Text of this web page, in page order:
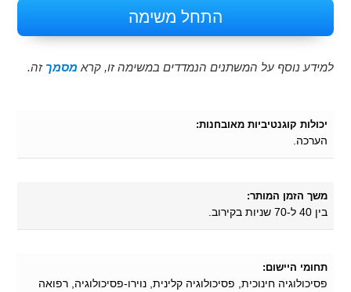
התחל משימה
למידע נוסף על המשתנים הנמדדים במשימה זו, קרא מסמך זה.
יכולות קוגנטיביות מאובחנות:
הערכה.
משך הזמן המותר:
בין 40 ל-70 שניות בקירוב.
תחומי היישום:
פסיכולוגיה חינוכית, פסיכולוגיה קלינית, נוירו-פסיכולוגיה, רפואה